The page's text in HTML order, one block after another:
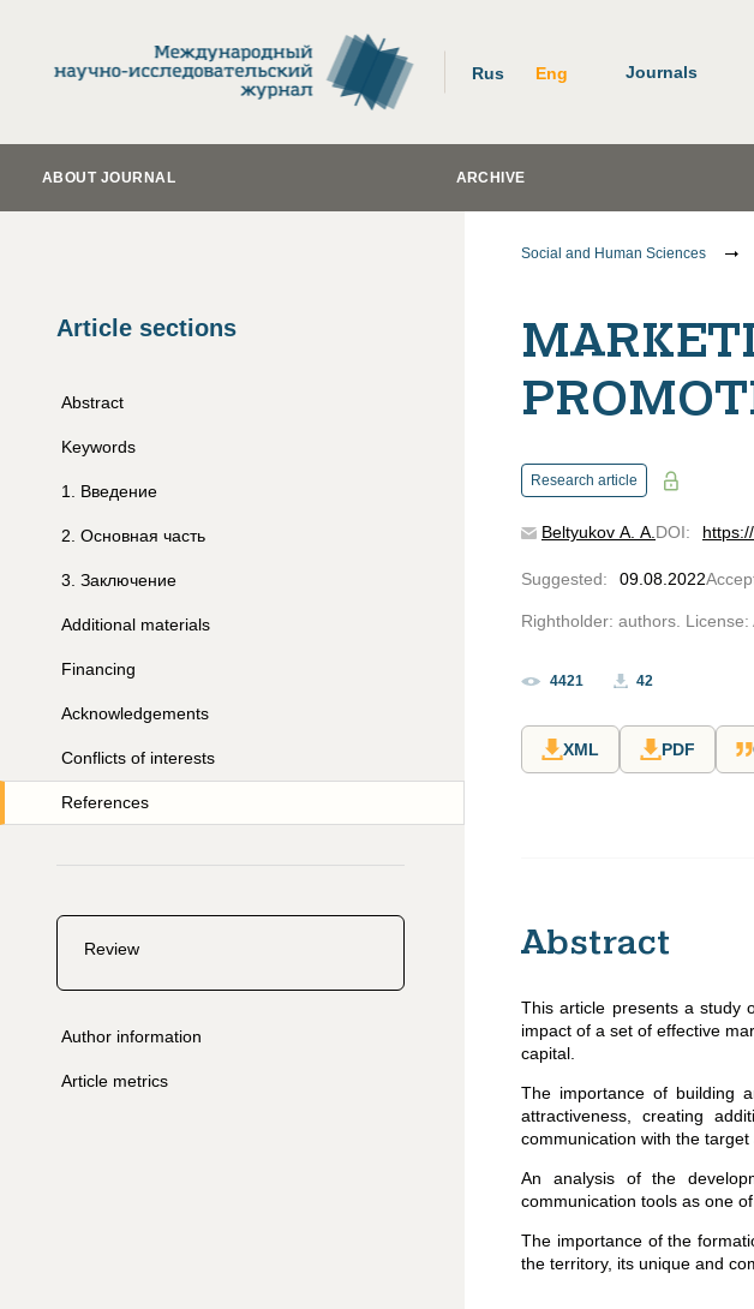
Rus Eng Journals
ABOUT JOURNAL ARCHIVE
Article sections
Abstract
Keywords
1 Введение
2 Основная часть
3 Заключение
Additional materials
Financing
Acknowledgements
Conflicts of interests
References
Review
Author information
Article metrics
Social and Human Sciences
Research article
Beltyukov A. A. DOI:
Suggested: 09.08.2022
Rightholder: authors.
4421 42
XML PDF
Abstract
This article presents a study
impact of a set of effective
capital.
The importance of building
attractiveness, creating
communication with the
An analysis of the
communication tools as one
The importance of the
the territory, its unique and